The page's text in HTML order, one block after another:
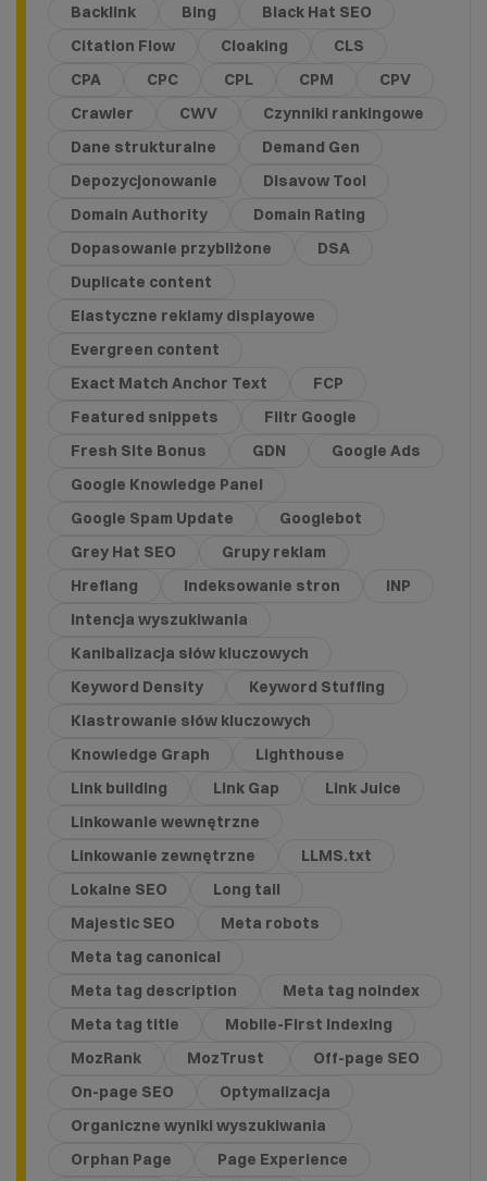
Backlink
Bing
Black Hat SEO
Citation Flow
Cloaking
CLS
CPA
CPC CPL CPM
CPV
Crawler
CWV
Czynniki rankingowe
Dane strukturalne
Demand Gen
Depozycjonowanie
Disavow Tool
Domain Authority
Domain Rating
Dopasowanie przybliżone
DSA
Duplicate content
Elastyczne reklamy displayowe
Evergreen content
Exact Match Anchor Text
FCP
Featured snippets
Filtr Google
Fresh Site Bonus
GDN
Google Ads
Google Knowledge Panel
Google Spam Update
Googlebot
Grey Hat SEO
Grupy reklam
Hreflang
Indeksowanie stron
INP
Intencja wyszukiwania
Kanibalizacja słów kluczowych
Keyword Density
Keyword Stuffing
Klastrowanie słów kluczowych
Knowledge Graph
Lighthouse
Link building
Link Gap
Link Juice
Linkowanie wewnętrzne
Linkowanie zewnętrzne
LLMS.txt
Lokalne SEO
Long tail
Majestic SEO
Meta robots
Meta tag canonical
Meta tag description
Meta tag noindex
Meta tag title
Mobile-First Indexing
MozRank
MozTrust
Off-page SEO
On-page SEO
Optymalizacja
Organiczne wyniki wyszukiwania
Orphan Page
Page Experience